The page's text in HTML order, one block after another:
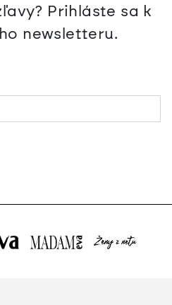
Prihláste sa k
newsletteru.